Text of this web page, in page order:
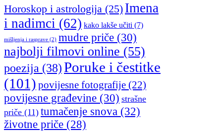
Horoskop i astrologija (25) Imena
i nadimci (62) kako lakše učiti (7)
mišljenja i rasprave (2) mudre priče (30)
najbolji filmovi online (55)
poezija (38)Poruke i čestitke
(101) povijesne fotografije (22)
povijesne građevine (30) strašne
priče (11) tumačenje snova (32)
životne priče (28)